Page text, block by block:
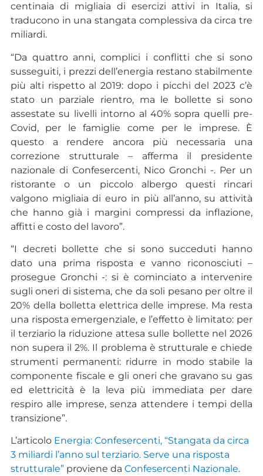
centinaia di migliaia di esercizi attivi in Italia, si
traducono in una stangata complessiva da circa tre
miliardi.
“Da quattro anni, complici i conflitti che si sono
susseguiti, i prezzi dell’energia restano stabilmente
più alti rispetto al 2019: dopo i picchi del 2023 c’è
stato un parziale rientro, ma le bollette si sono
assestate su livelli intorno al 40% sopra quelli pre-
Covid, per le famiglie come per le imprese. È
questo a rendere ancora più necessaria una
correzione strutturale – afferma il presidente
nazionale di Confesercenti, Nico Gronchi -. Per un
ristorante o un piccolo albergo questi rincari
valgono migliaia di euro in più all’anno, su attività
che hanno già i margini compressi da inflazione,
affitti e costo del lavoro”.
“I decreti bollette che si sono succeduti hanno
dato una prima risposta e vanno riconosciuti –
prosegue Gronchi -: si è cominciato a intervenire
sugli oneri di sistema, che da soli pesano per oltre il
20% della bolletta elettrica delle imprese. Ma resta
una risposta emergenziale, e l’effetto è limitato: per
il terziario la riduzione attesa sulle bollette nel 2026
non supera il 2%. Il problema è strutturale e chiede
strumenti permanenti: ridurre in modo stabile la
componente fiscale e gli oneri che gravano su gas
ed elettricità è la leva più immediata per dare
respiro alle imprese, senza attendere i tempi della
transizione”.
L’articolo Energia: Confesercenti, “Stangata da circa
3 miliardi l’anno sul terziario. Serve una risposta
strutturale”proviene da Confesercenti Nazionale.